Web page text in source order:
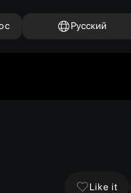
Русский
Like it